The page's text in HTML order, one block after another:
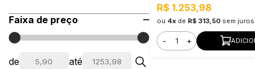
Faixa de preço
de até
R$ 1.253,98
ou 4x de R$ 313,50 sem juros
- +